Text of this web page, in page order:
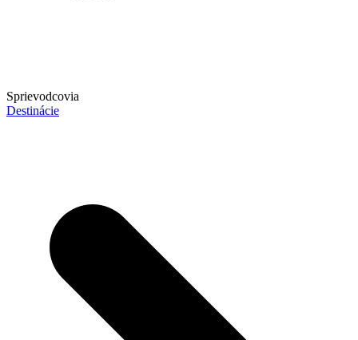
Sprievodcovia
Destinácie